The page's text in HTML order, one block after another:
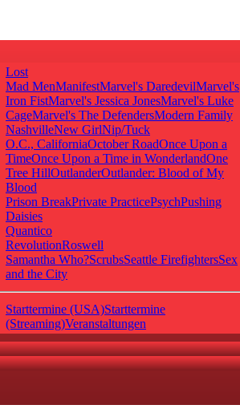
Lost
Mad MenManifestMarvel's DaredevilMarvel's
Iron FistMarvel's Jessica JonesMarvel's Luke
CageMarvel's The DefendersModern Family
NashvilleNew GirlNip/Tuck
O.C., CaliforniaOctober RoadOnce Upon a
TimeOnce Upon a Time in WonderlandOne
Tree HillOutlanderOutlander: Blood of My
Blood
Prison BreakPrivate PracticePsychPushing
Daisies
Quantico
RevolutionRoswell
Samantha Who?ScrubsSeattle FirefightersSex
and the City
Starttermine (USA)Starttermine
(Streaming)Veranstaltungen